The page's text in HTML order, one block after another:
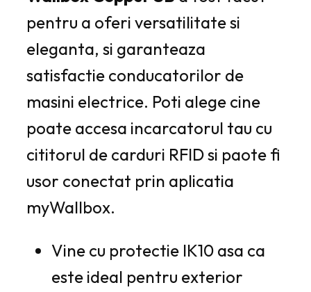
pentru a oferi versatilitate si
eleganta, si garanteaza
satisfactie conducatorilor de
masini electrice. Poti alege cine
poate accesa incarcatorul tau cu
cititorul de carduri RFID si paote fi
usor conectat prin aplicatia
myWallbox.
Vine cu protectie IK10 asa ca
este ideal pentru exterior